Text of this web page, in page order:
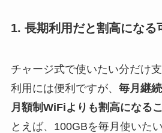
1. 長期利用だと割高になる
チャージ式で使いたい分だけ
利用には便利ですが、 毎月継
月額制WiFiよりも割高になる
とえば、100GBを毎月使いた